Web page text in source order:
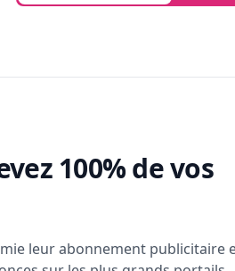
100% de vos
leur abonnement publicitaire